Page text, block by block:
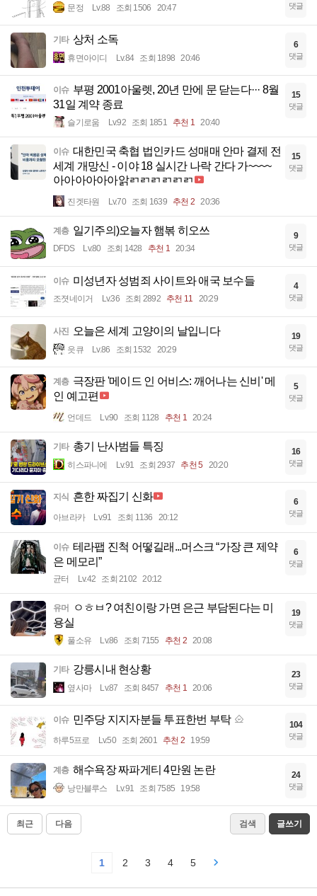
문정 Lv.88 조회 1506 20:47 댓글
기타 상처 소독
휴면아이디 Lv.84 조회 1898 20:46
6
댓글
이슈 부평 2001아울렛, 20년 만에 문 닫는다··· 8월
31일 계약 종료
슬기로움 Lv.92 조회 1851 추천 1 20:40
15
댓글
이슈 대한민국 축협 법인카드 성매매 안마 결제 전
세계 개망신 - 이야 18 실시간 나락 간다 가~~~~
아아아아아아앍ㄺㄺㄺㄺㄺㄺ
진겟타원 Lv.70 조회 1639 추천 2 20:36
15
댓글
계층 일기주의)오늘자 햄볶 히오쓰
DFDS Lv.80 조회 1428 추천 1 20:34
9
댓글
이슈 미성년자 성범죄 사이트와 애국 보수들
조졋네이거 Lv.36 조회 2892 추천 11 20:29
4
댓글
사진 오늘은 세계 고양이의 날입니다
읏큐 Lv.86 조회 1532 20:29
19
댓글
계층 극장판 '메이드 인 어비스: 깨어나는 신비' 메
인 예고편
언데드 Lv.90 조회 1128 추천 1 20:24
5
댓글
기타 총기 난사범들 특징
히스파니에 Lv.91 조회 2937 추천 5 20:20
16
댓글
지식 흔한 짜집기 신화
아브라카 Lv.91 조회 1136 20:12
6
댓글
이슈 테라팹 진척 어떻길래...머스크 “가장 큰 제약
은 메모리”
균터 Lv.42 조회 2102 20:12
6
댓글
유머
ㅇㅎㅂ? 여친이랑 가면 은근 부담된다는 미
용실
풀소유 Lv.86 조회 7155 추천 2 20:08
19
댓글
기타 강릉시내 현상황
옆사마 Lv.87 조회 8457 추천 1 20:06
23
댓글
이슈 민주당 지지자분들 투표한번 부탁
하루5프로 Lv.50 조회 2601 추천 2 19:59
104
댓글
계층 해수욕장 짜파게티 4만원 논란
낭만블루스 Lv.91 조회 7585 19:58
24
댓글
최근 다음 검색 글쓰기
1 2 3 4 5